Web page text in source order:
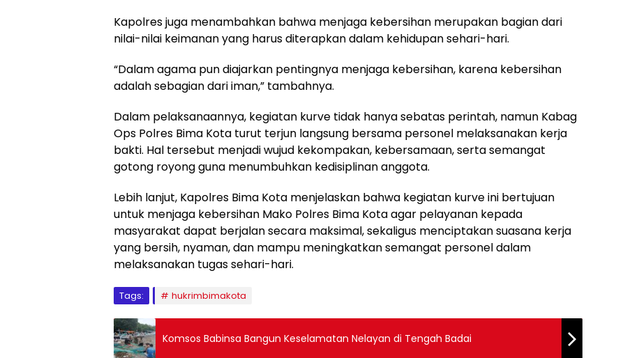
Kapolres juga menambahkan bahwa menjaga kebersihan merupakan bagian dari
nilai-nilai keimanan yang harus diterapkan dalam kehidupan sehari-hari.
“Dalam agama pun diajarkan pentingnya menjaga kebersihan, karena kebersihan
adalah sebagian dari iman,” tambahnya.
Dalam pelaksanaannya, kegiatan kurve tidak hanya sebatas perintah, namun Kabag
Ops Polres Bima Kota turut terjun langsung bersama personel melaksanakan kerja
bakti. Hal tersebut menjadi wujud kekompakan, kebersamaan, serta semangat
gotong royong guna menumbuhkan kedisiplinan anggota.
Lebih lanjut, Kapolres Bima Kota menjelaskan bahwa kegiatan kurve ini bertujuan
untuk menjaga kebersihan Mako Polres Bima Kota agar pelayanan kepada
masyarakat dapat berjalan secara maksimal, sekaligus menciptakan suasana kerja
yang bersih, nyaman, dan mampu meningkatkan semangat personel dalam
melaksanakan tugas sehari-hari.
Tags: hukrimbimakota
Komsos Babinsa Bangun Keselamatan Nelayan di Tengah Badai